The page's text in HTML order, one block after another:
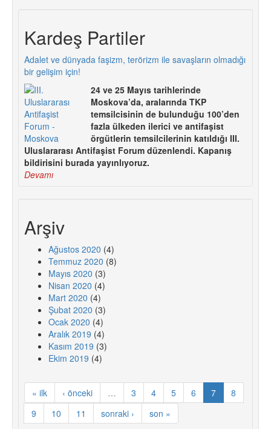
Kardeş Partiler
Adalet ve dünyada faşizm, terörizm ile savaşların olmadığı
bir gelişim için!
24 ve 25 Mayıs tarihlerinde
Moskova’da, aralarında TKP
temsilcisinin de bulunduğu 100’den
fazla ülkeden ilerici ve antifaşist
örgütlerin temsilcilerinin katıldığı III.
Uluslararası Antifaşist Forum düzenlendi. Kapanış
bildirisini burada yayınlıyoruz.
Devamı
Arşiv
Ağustos 2020 (4)
Temmuz 2020 (8)
Mayıs 2020 (3)
Nisan 2020 (4)
Mart 2020 (4)
Şubat 2020 (3)
Ocak 2020 (4)
Aralık 2019 (4)
Kasım 2019 (3)
Ekim 2019 (4)
« ilk ‹ önceki … 3 4 5 6 7
8
9
10 11 sonraki › son »